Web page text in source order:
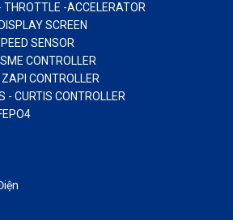
-ACCELERATOR
SCREEN
SENSOR
CONTROLLER
CONTROLLER
- CURTIS CONTROLLER